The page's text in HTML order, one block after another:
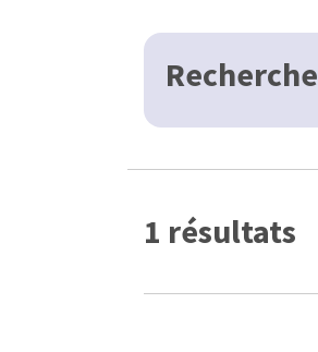
Recherche
1 résultats